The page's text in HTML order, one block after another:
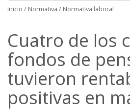
Inicio / Normativa / Normativa laboral
Cuatro de los
fondos de
tuvieron
positivas en